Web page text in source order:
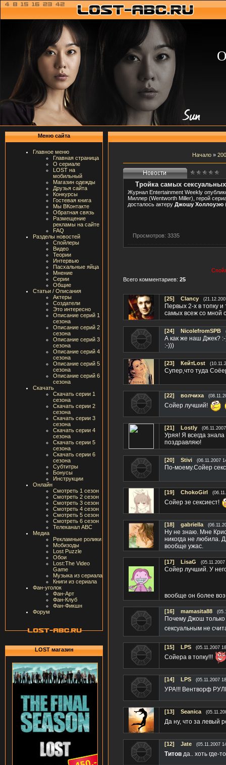
Меню сайта
Главное меню
Главная страница
О сериале
LOST на
мобильный
Магазин одежды
Друзья сайта
Конкурсы
Гостевая книга
Мы ВКонтакте
Обратная связь
Размещение
рекламы на сайте
FAQ
Разделы новостей
Спойлеры
Видео
Теории
Интервью
Пасхальные яйца
Мнение
Серии
Общие
Статьи / Описания
Актеры
Создатели
Это интересно
Описание серий 1
сезона
Описание серий 2
сезона
Описание серий 3
сезона
Описание серий 4
сезона
Описание серий 5
сезона
Описание серий 6
сезона
Скачать
Скачать серии 1
сезона
Скачать серии 2
сезона
Скачать серии 3
сезона
Скачать серии 4
сезона
Скачать серии 5
сезона
Скачать серии 6
сезона
Субтитры
Бонусы
Инструкции
Онлайн
Смотреть 1 сезон
Смотреть 2 сезон
Смотреть 3 сезон
Смотреть 4 сезон
Смотреть 5 сезон
Смотреть 6 сезон
Телеканал ABC
Медиа
Рекламные ролики
Мобизоды
Lost Puzzle
Обои
Lost:The Video
Game
Музыка из сериала
Книги из сериала
Фан-уголок
Фан-Арт
Фан-Клуб
Фан-Фикшн
Форум
LOST магазин
Начало »
Тройка самых
Журнал Entertainment Weekly
Миллер (Wentworth Miller), герой
досталось актеру Джошу Холлоуэю
Просмотров: 3335
Всего комментариев: 25
[25] Clancy
Первых 2-х в топку
самых всеж со мной
[24] NicolefromSPB
А как же наш Джек?
:-)))
[23] КейтLost
Супер,что туда
[22] волчиха
Сойер лучший!
[21] Lostly
Уряя! Я всегда
поздравляю!
[20] Stivi (06.11.2007
По-моему.Сойер
[19] ChokoGirl
Сойер зе сексиест!
[18] gabriella
Ну не знаю. Мне
никогда не любила.
вообще ужас.
[17] LisaG
Сойер лучший. У
вообще он более
[16] mamasita88
Почему Джош
сексуальным не
[15] LPS (05.11.2007
Сойера в топку!!!
[14] LPS (05.11.2007
УРА!!! Вентворф
[13] Seanica
Да ну, что за левый
[12] Jate (05.11.2007
Титов да.. хоть где-